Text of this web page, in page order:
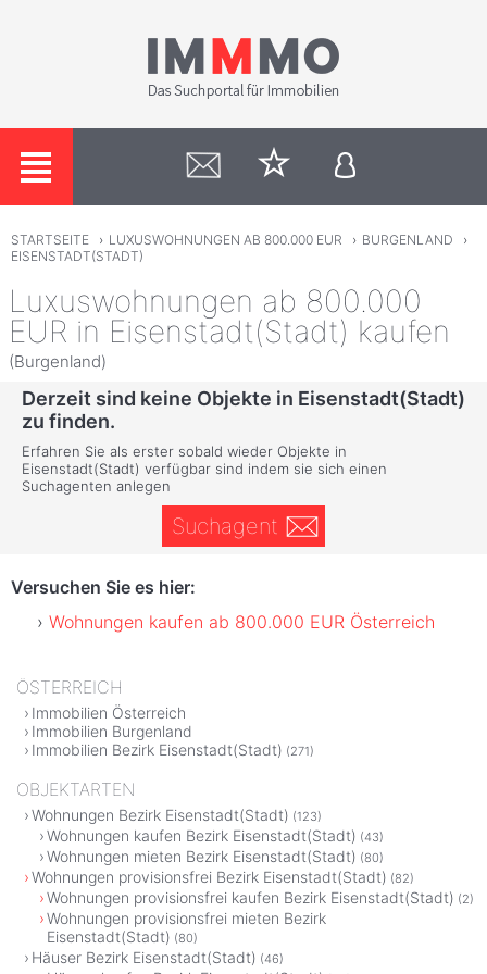
STARTSEITE › LUXUSWOHNUNGEN AB 800.000 EUR › BURGENLAND
›
EISENSTADT(STADT)
Luxuswohnungen ab 800.000
EUR in Eisenstadt(Stadt) kaufen
(Burgenland)
Derzeit sind keine Objekte in Eisenstadt(Stadt)
zu finden.
Erfahren Sie als erster sobald wieder Objekte in
Eisenstadt(Stadt) verfügbar sind indem sie sich einen
Suchagenten anlegen
Suchagent
Versuchen Sie es hier:
Wohnungen kaufen ab 800.000 EUR Österreich
ÖSTERREICH
Immobilien Österreich
Immobilien Burgenland
Immobilien Bezirk Eisenstadt(Stadt) (271)
OBJEKTARTEN
Wohnungen Bezirk Eisenstadt(Stadt) (123)
Wohnungen kaufen Bezirk Eisenstadt(Stadt) (43)
Wohnungen mieten Bezirk Eisenstadt(Stadt) (80)
Wohnungen provisionsfrei Bezirk Eisenstadt(Stadt) (82)
Wohnungen provisionsfrei kaufen Bezirk Eisenstadt(Stadt) (2)
Wohnungen provisionsfrei mieten Bezirk
Eisenstadt(Stadt) (80)
Häuser Bezirk Eisenstadt(Stadt) (46)